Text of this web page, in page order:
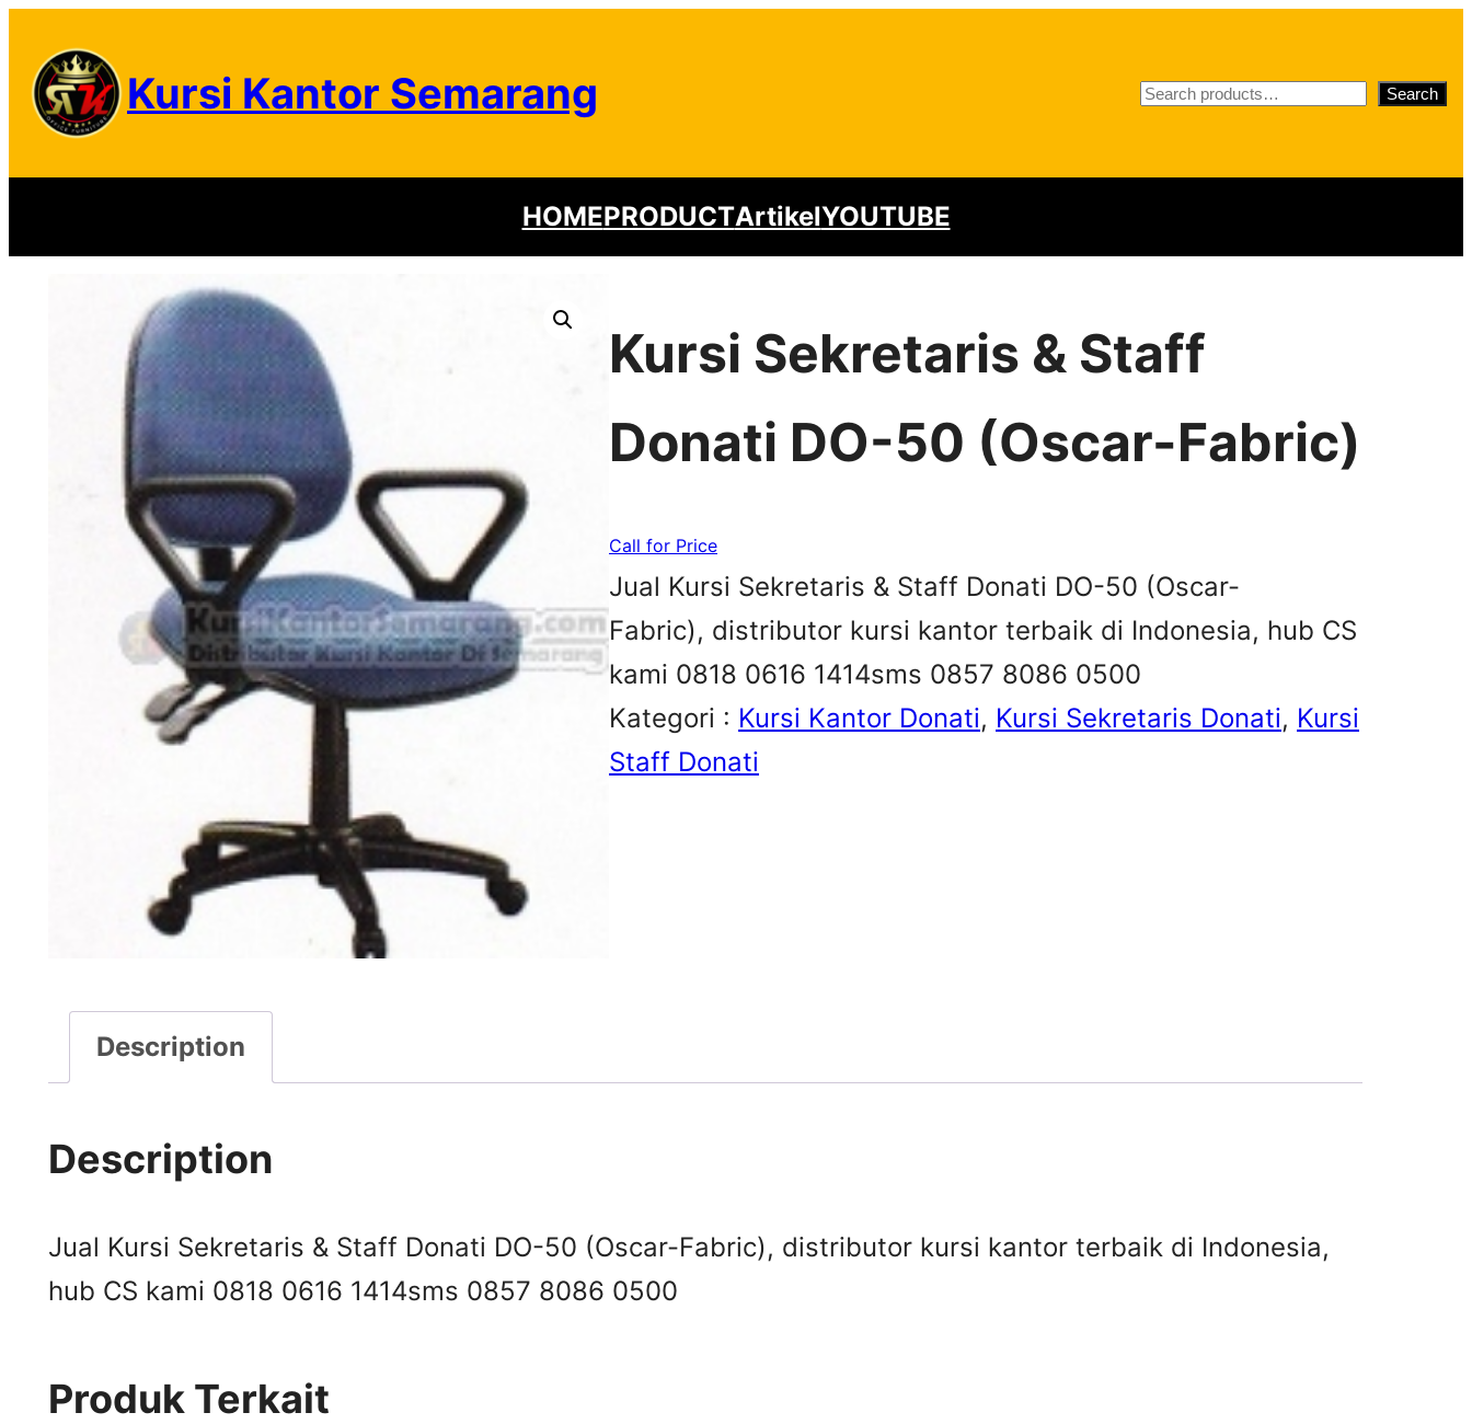
content
Kursi Kantor Semarang
S
r
Search
HOMEPRODUCTArtikelYOUTUBE
Kursi Sekretaris & Staff
Donati DO-50 (Oscar-Fabric)
Call for Price
Jual Kursi Sekretaris & Staff Donati DO-50 (Oscar-
Fabric), distributor kursi kantor terbaik di Indonesia, hub CS
kami 0818 0616 1414sms 0857 8086 0500
Kategori : Kursi Kantor Donati, Kursi Sekretaris Donati, Kursi
Staff Donati
Description
Description
Jual Kursi Sekretaris & Staff Donati DO-50 (Oscar-Fabric), distributor kursi kantor terbaik di Indonesia,
hub CS kami 0818 0616 1414sms 0857 8086 0500
Produk Terkait